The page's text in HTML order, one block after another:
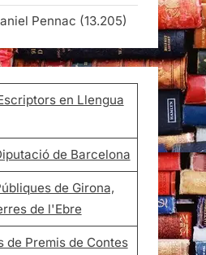
Pennac (13.205)
en Llengua
de Barcelona
de Girona,
de l'Ebre
de Premis de Contes